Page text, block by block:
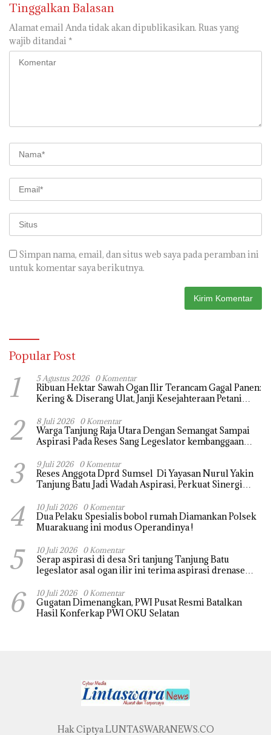
Tinggalkan Balasan
Alamat email Anda tidak akan dipublikasikan. Ruas yang
wajib ditandai *
Simpan nama, email, dan situs web saya pada peramban ini
untuk komentar saya berikutnya.
Popular Post
1 5 Agustus 2026 0 Komentar
Ribuan Hektar Sawah Ogan Ilir Terancam Gagal Panen:
Kering & Diserang Ulat, Janji Kesejahteraan Petani
2 8 Juli 2026 0 Komentar
Warga Tanjung Raja Utara Dengan Semangat Sampai
Aspirasi Pada Reses Sang Legeslator kembanggaan
Segera di realisaikan
3 9 Juli 2026 0 Komentar
Reses Anggota Dprd Sumsel Di Yayasan Nurul Yakin
Tanjung Batu Jadi Wadah Aspirasi, Perkuat Sinergi
4 10 Juli 2026 0 Komentar
Dua Pelaku Spesialis bobol rumah Diamankan Polsek
Muarakuang ini modus Operandinya !
5 10 Juli 2026 0 Komentar
Serap aspirasi di desa Sri tanjung Tanjung Batu
legeslator asal ogan ilir ini terima aspirasi drenase
hujan
6 10 Juli 2026 0 Komentar
Gugatan Dimenangkan, PWI Pusat Resmi Batalkan
Hasil Konferkap PWI OKU Selatan
Hak Ciptya LUNTASWARANEWS.CO